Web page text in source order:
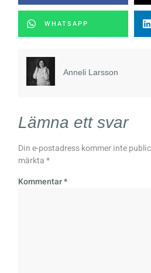
WHATSAPP
Anneli Larsson
Lämna ett svar
Din e-postadress kommer inte
märkta*
Kommentar*